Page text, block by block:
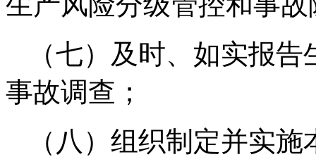
（七）及时、如实报
事故调查；
（八）组织制定并实